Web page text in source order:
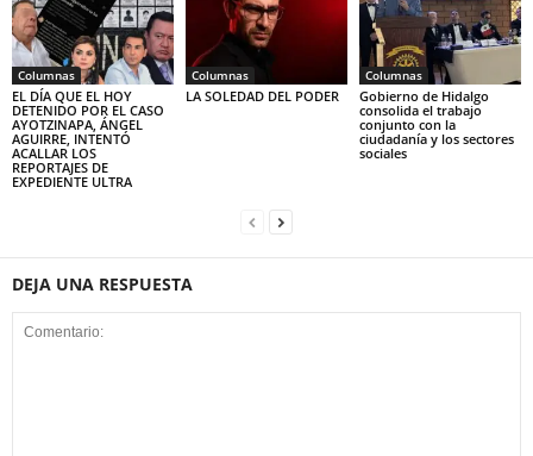
Columnas
EL DÍA QUE EL HOY
DETENIDO POR EL CASO
AYOTZINAPA, ÁNGEL
AGUIRRE, INTENTÓ
ACALLAR LOS
REPORTAJES DE
EXPEDIENTE ULTRA
Columnas
LA SOLEDAD DEL PODER
Columnas
Gobierno de Hidalgo
consolida el trabajo
conjunto con la
ciudadanía y los sectores
sociales
DEJA UNA RESPUESTA